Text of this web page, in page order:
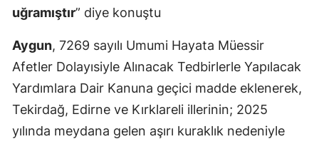
uğramıştır” diye konuştu
Aygun, 7269 sayılı Umumi Hayata Müessir
Afetler Dolayısiyle Alınacak Tedbirlerle Yapılacak
Yardımlara Dair Kanuna geçici madde eklenerek,
Tekirdağ, Edirne ve Kırklareli illerinin; 2025
yılında meydana gelen aşırı kuraklık nedeniyle